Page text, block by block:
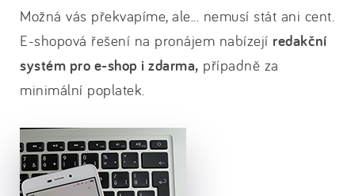
Možná vás překvapíme, ale... nemusí stát ani cent.
E-shopová řešení na pronájem nabízejí redakční
systém pro e-shop i zdarma, případně za
minimální poplatek.